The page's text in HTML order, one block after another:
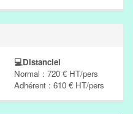
💻Distanciel
Normal : 720 € HT/pers
Adhérent : 610 € HT/pers